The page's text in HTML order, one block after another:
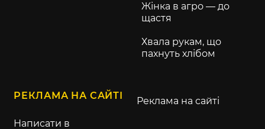
Жінка в агро — до
щастя
Хвала рукам, що
пахнуть хлібом
РЕКЛАМА НА САЙТІ
Написати в
Реклама на сайті